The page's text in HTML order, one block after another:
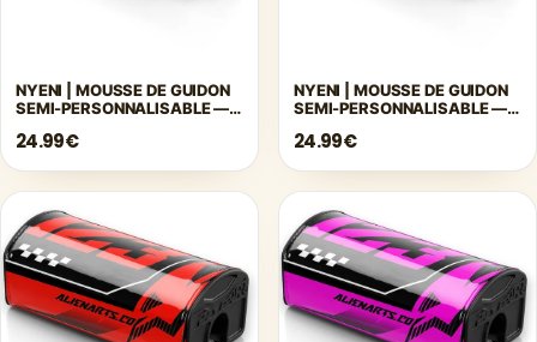
NYENI | MOUSSE DE GUIDON
SEMI-PERSONNALISABLE —
24.99€
NYENI | MOUSSE DE GUIDON
SEMI-PERSONNALISABLE —
24.99€